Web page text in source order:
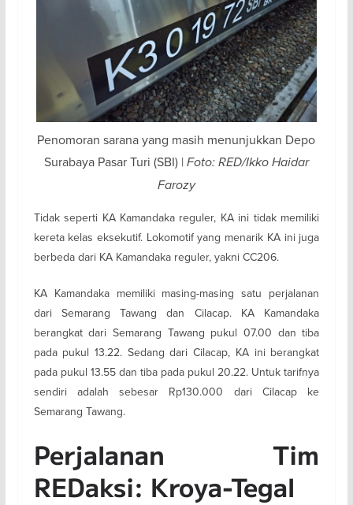
Penomoran sarana yang masih menunjukkan Depo
Surabaya Pasar Turi (SBI) | Foto: RED/Ikko Haidar
Farozy
Tidak seperti KA Kamandaka reguler, KA ini tidak memiliki
kereta kelas eksekutif. Lokomotif yang menarik KA ini juga
berbeda dari KA Kamandaka reguler, yakni CC206.
KA Kamandaka memiliki masing-masing satu perjalanan
dari Semarang Tawang dan Cilacap. KA Kamandaka
berangkat dari Semarang Tawang pukul 07.00 dan tiba
pada pukul 13.22. Sedang dari Cilacap, KA ini berangkat
pada pukul 13.55 dan tiba pada pukul 20.22. Untuk tarifnya
sendiri adalah sebesar Rp130.000 dari Cilacap ke
Semarang Tawang.
Perjalanan Tim
REDaksi: Kroya-Tegal